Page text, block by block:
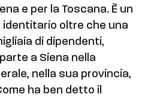
e per la Toscana. È un
oltre che una
di dipendenti,
a Siena nella
nella sua provincia,
ha ben detto il